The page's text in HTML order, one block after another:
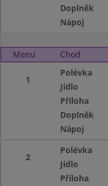
Doplněk
Nápoj
Menu Chod
1
Polévka
Jídlo
Příloha
Doplněk
Nápoj
2
Polévka
Jídlo
Příloha